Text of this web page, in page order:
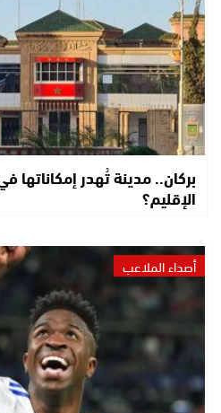
بركان.. مدينة تُهدر
الإقليم؟
أصداء الملاعب